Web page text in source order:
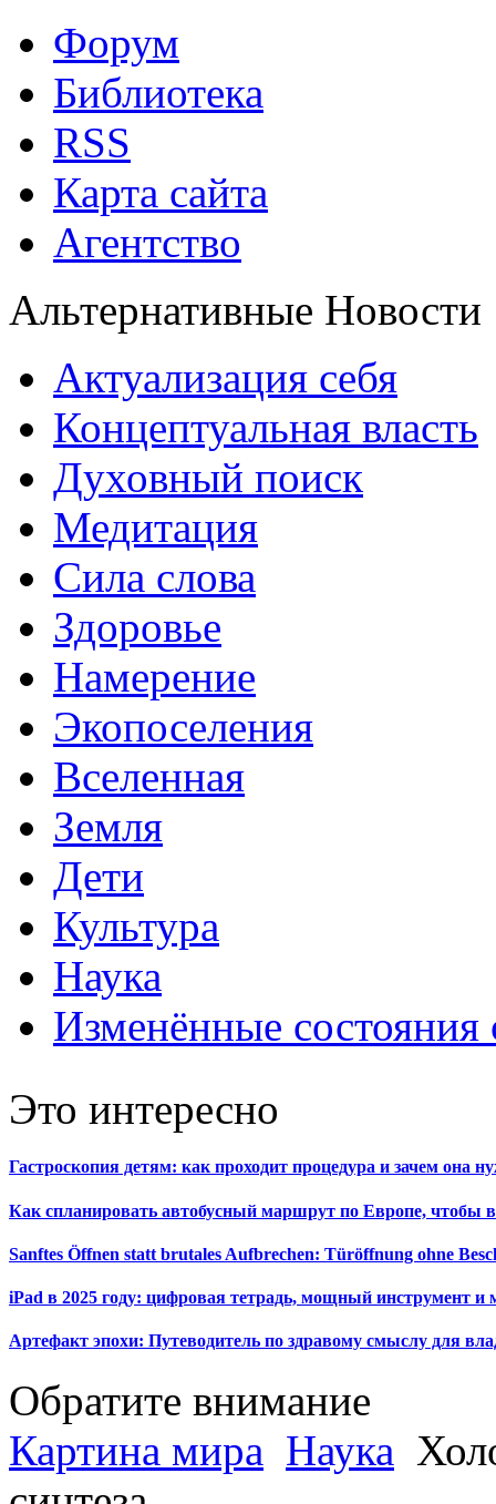
Форум
Библиотека
RSS
Карта сайта
Агентство
Альтернативные Новости
Актуализация себя
Концептуальная власть
Духовный поиск
Медитация
Сила слова
Здоровье
Намерение
Экопоселения
Вселенная
Земля
Дети
Культура
Наука
Изменённые состояния
Это интересно
Гастроскопия детям: как проходит процедура и зачем она
Как спланировать автобусный маршрут по Европе, чтобы
Sanftes Öffnen statt brutales Aufbrechen: Türöffnung ohne
iPad в 2025 году: цифровая тетрадь, мощный инструмент и
Артефакт эпохи: Путеводитель по здравому смыслу для
Обратите внимание
Картина мира Наука